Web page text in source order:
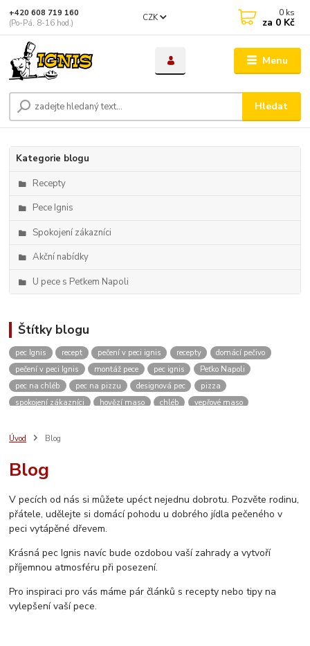
Menu
CZK
Hledat
+420 608 719 160
(Po-Pá, 8-16 hod.)
0 ks
za 0 Kč
Kategorie blogu
Recepty
Pece Ignis
Spokojení zákazníci
Akční nabídky
U pece s Peťkem Napoli
Štítky blogu
pec Ignis recept pečení v peci ignis recepty
domácí pečivo
pečení v peci Ignis
montáž pece pec ignis
Peťko Napoli
pec na chléb
pec na pizzu designová pec
pizza
spokojení zákazníci
hovězí maso chléb
vepřové maso
vánoce
kvásek
pikantní
video
měření teploty návod
návod na sestavení pece
jak sestavit pec
vlastnosti pece stavebnice
inspirace
vánoční výstava
Úvod Blog
Blog
V pecích od nás si můžete upéct nejednu dobrotu. Pozvěte rodinu,
přátele, udělejte si domácí pohodu u dobrého jídla pečeného v
peci vytápěné dřevem.
Krásná pec Ignis navíc bude ozdobou vaší zahrady a vytvoří
příjemnou atmosféru při posezení.
Pro inspiraci pro vás máme pár článků s recepty nebo tipy na
vylepšení vaší pece.